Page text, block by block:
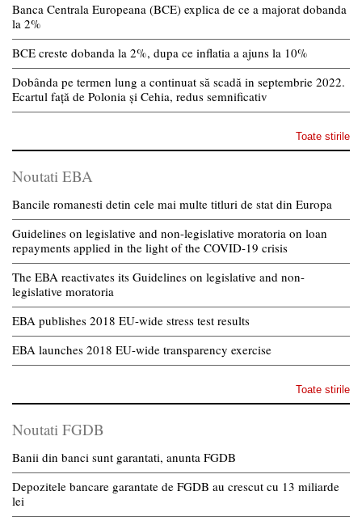
Banca Centrala Europeana (BCE) explica de ce a majorat dobanda
la 2%
BCE creste dobanda la 2%, dupa ce inflatia a ajuns la 10%
Dobânda pe termen lung a continuat să scadă in septembrie 2022.
Ecartul față de Polonia și Cehia, redus semnificativ
Toate stirile
Noutati EBA
Bancile romanesti detin cele mai multe titluri de stat din Europa
Guidelines on legislative and non-legislative moratoria on loan
repayments applied in the light of the COVID-19 crisis
The EBA reactivates its Guidelines on legislative and non-
legislative moratoria
EBA publishes 2018 EU-wide stress test results
EBA launches 2018 EU-wide transparency exercise
Toate stirile
Noutati FGDB
Banii din banci sunt garantati, anunta FGDB
Depozitele bancare garantate de FGDB au crescut cu 13 miliarde
lei